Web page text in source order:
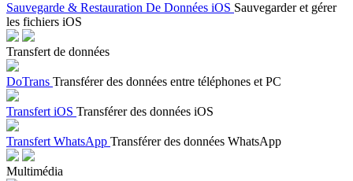
Sauvegarde & Restauration De Données iOS Sauvegarder et gérer
les fichiers iOS
Transfert de données
DoTrans Transférer des données entre téléphones et PC
Transfert iOS Transférer des données iOS
Transfert WhatsApp Transférer des données WhatsApp
Multimédia